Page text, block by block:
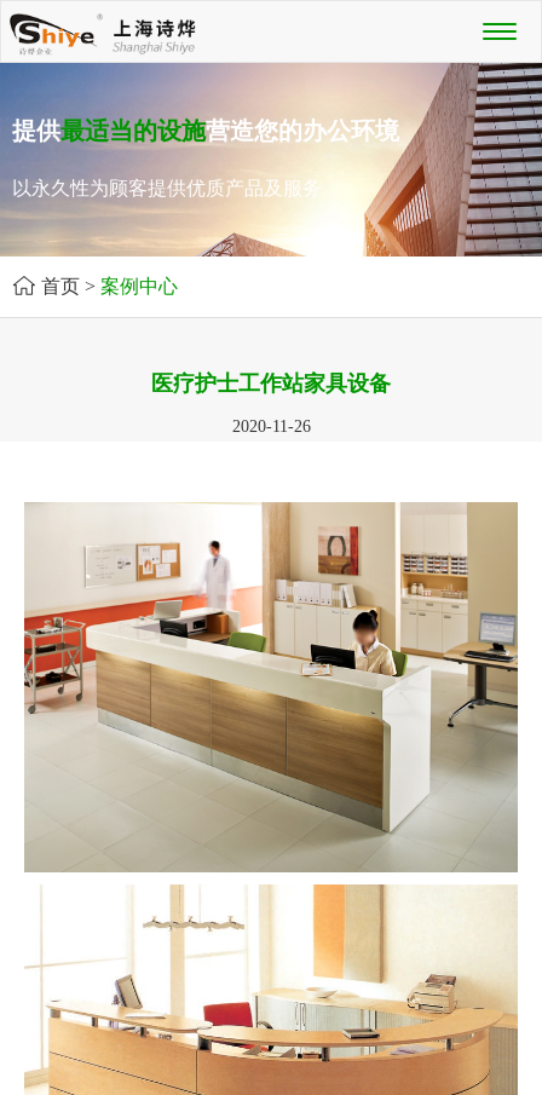
提供最适当的设施营造您的办公环境
以永久性为顾客提供优质产品及服务
首页 > 案例中心
医疗护士工作站家具设备
2020-11-26